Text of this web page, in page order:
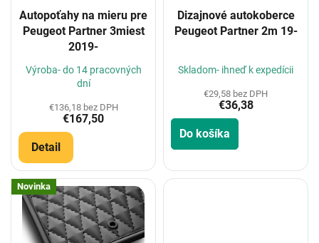
Autopoťahy na mieru pre
Peugeot Partner 3miest
2019-
Výroba- do 14 pracovných
dní
€136,18 bez DPH
€167,50
Detail
Dizajnové autokoberce
Peugeot Partner 2m 19-
Skladom- ihneď k expedícii
€29,58 bez DPH
€36,38
Do košíka
Novinka